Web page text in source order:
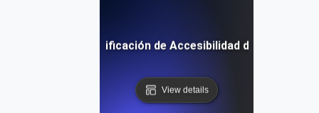
Lista de Verificación de Accesibilidad del Software
View details